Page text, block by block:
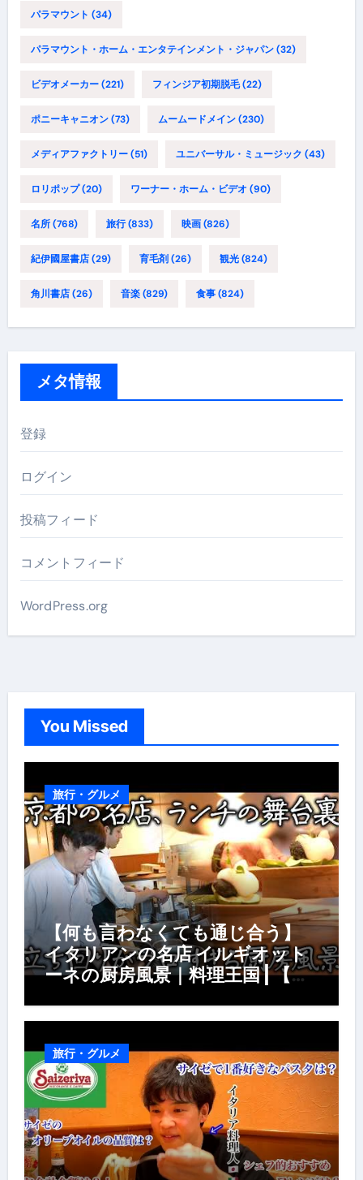
パラマウント (34)
パラマウント・ホーム・エンタテインメント・ジャパン(32)
ビデオメーカー(221) フィンジア初期脱毛(22)
ポニーキャニオン(73) ムームードメイン(230)
メディアファクトリー(51) ユニバーサル・ミュージック (43)
ロリポップ(20) ワーナー・ホーム・ビデオ (90)
名所(768) 旅行(833) 映画(826)
紀伊國屋書店(29) 育毛剤(26) 観光(824)
角川書店(26) 音楽(829) 食事(824)
メタ情報
登録
ログイン
投稿フィード
コメントフィード
WordPress.org
You Missed
旅行・グルメ
【何も言わなくても通じ合う】
イタリアンの名店 イルギオット
ーネの厨房風景｜料理王国 | 【厨
風景】
旅行・グルメ